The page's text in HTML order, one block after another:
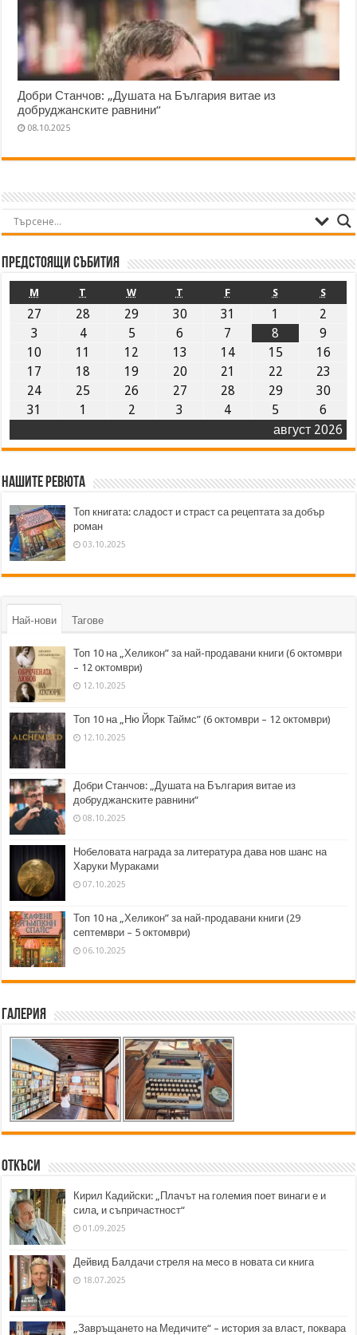
Добри Станчов: „Душата на България витае из
добруджанските равнини“
08.10.2025
Предстоящи събития
август 2026
M T W T F S S
27 28 29 30 31 1
2
3
4 5 6 7 8
9
10
11 12 13 14 15
16
17
18 19 20 21 22
23
24
25 26 27 28 29
30
31
1 2 3 4 5 6
Нашите ревюта
Топ книгата: сладост и страст са рецептата за добър
роман
03.10.2025
Най-нови Тагове
Топ 10 на „Хеликон” за най-продавани книги (6 октомври
– 12 октомври)
12.10.2025
Топ 10 на „Ню Йорк Таймс” (6 октомври – 12 октомври)
12.10.2025
Добри Станчов: „Душата на България витае из
добруджанските равнини“
08.10.2025
Нобеловата награда за литература дава нов шанс на
Харуки Мураками
07.10.2025
Топ 10 на „Хеликон” за най-продавани книги (29
септември – 5 октомври)
06.10.2025
Галерия
Откъси
Кирил Кадийски: „Плачът на големия поет винаги е и
сила, и съпричастност“
01.09.2025
Дейвид Балдачи стреля на месо в новата си книга
18.07.2025
„Завръщането на Медичите“ – история за власт, поквара